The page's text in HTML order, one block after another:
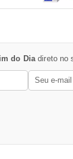
do Diadireto no